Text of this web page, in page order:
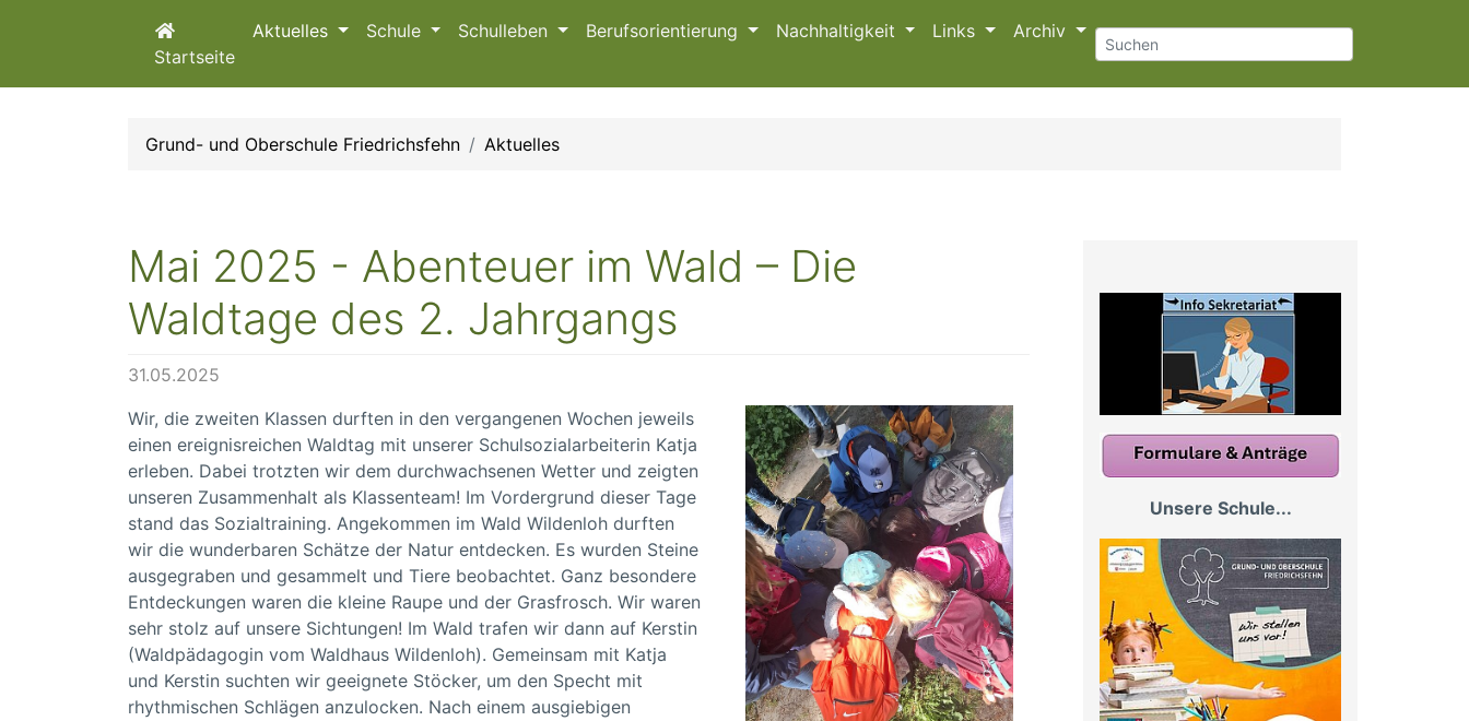
Startseite
Aktuelles Schule Schulleben Berufsorientierung Nachhaltigkeit Links Archiv
Grund- und Oberschule Friedrichsfehn Aktuelles
Unsere Schule...
Mai 2025 - Abenteuer im Wald – Die
Waldtage des 2. Jahrgangs
31.05.2025
Wir, die zweiten Klassen durften in den vergangenen Wochen jeweils
einen ereignisreichen Waldtag mit unserer Schulsozialarbeiterin Katja
erleben. Dabei trotzten wir dem durchwachsenen Wetter und zeigten
unseren Zusammenhalt als Klassenteam! Im Vordergrund dieser Tage
stand das Sozialtraining. Angekommen im Wald Wildenloh durften
wir die wunderbaren Schätze der Natur entdecken. Es wurden Steine
ausgegraben und gesammelt und Tiere beobachtet. Ganz besondere
Entdeckungen waren die kleine Raupe und der Grasfrosch. Wir waren
sehr stolz auf unsere Sichtungen! Im Wald trafen wir dann auf Kerstin
(Waldpädagogin vom Waldhaus Wildenloh). Gemeinsam mit Katja
und Kerstin suchten wir geeignete Stöcker, um den Specht mit
rhythmischen Schlägen anzulocken. Nach einem ausgiebigen